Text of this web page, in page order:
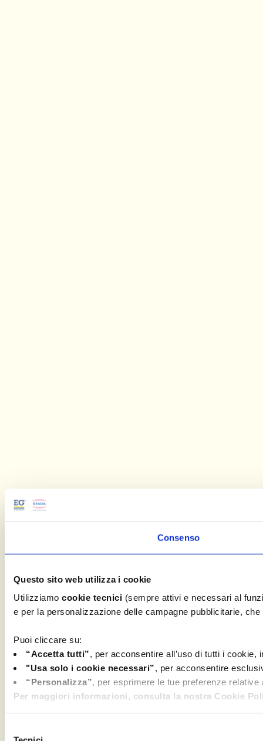
Consenso
Questo sito web utilizza i cookie
Utilizziamo cookie tecnici (sempre attivi e necessari al
e per la personalizzazione delle campagne pubblicitarie,
Puoi cliccare su:
“Accetta tutti”, per acconsentire all’uso di tutti i
"Usa solo i cookie necessari”, per acconsentire
“Personalizza”, per esprimere le tue preferenze
Per maggiori informazioni, consulta la nostra Cookie